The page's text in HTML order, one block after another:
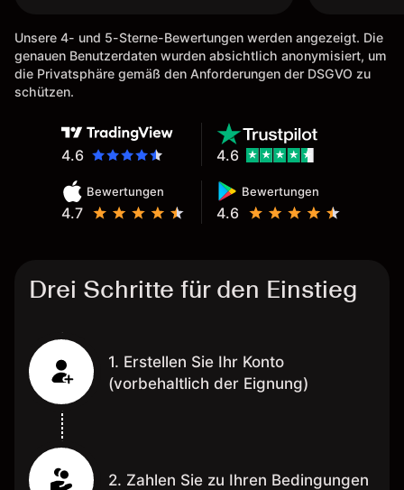
Unsere 4- und 5-Sterne-Bewertungen werden angezeigt. Die
genauen Benutzerdaten wurden absichtlich anonymisiert, um
die Privatsphäre gemäß den Anforderungen der DSGVO zu
schützen.
4.6
Bewertungen
4.7
Bewertungen
4.6
4.6
Drei Schritte für den Einstieg
1. Erstellen Sie Ihr Konto
(vorbehaltlich der Eignung)
2. Zahlen Sie zu Ihren Bedingungen